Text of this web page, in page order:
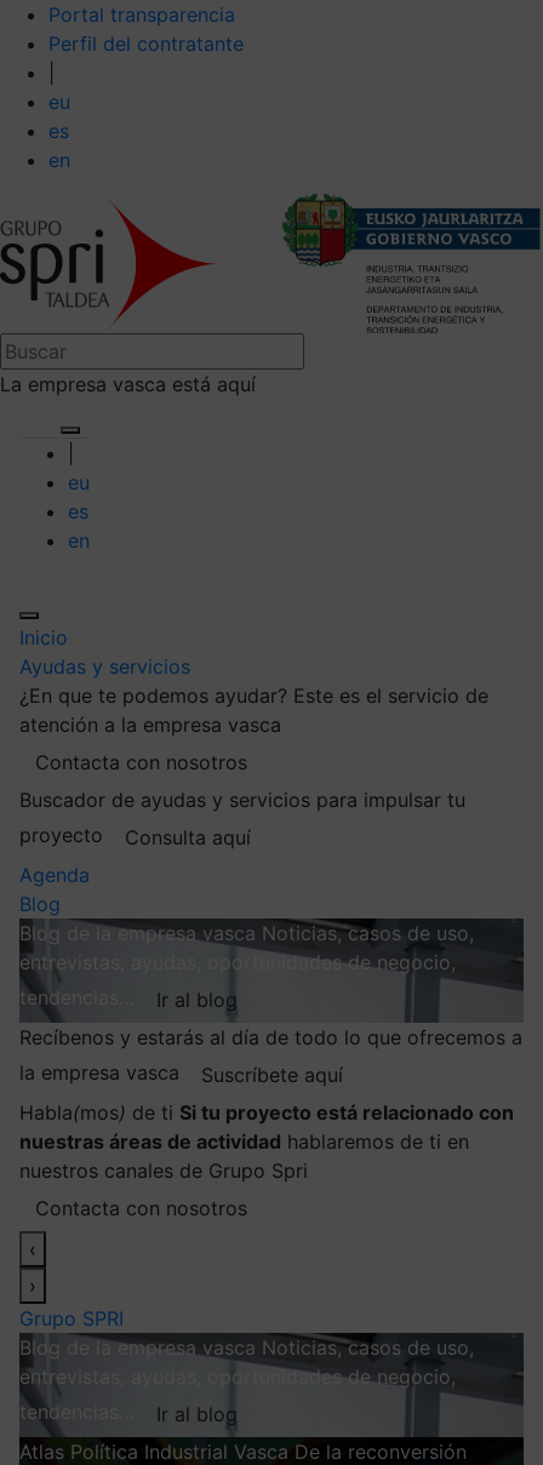
Portal transparencia
Perfil del contratante
eu
es
en
La empresa vasca está aquí
eu
es
en
Inicio
Ayudas y servicios
¿En que te podemos ayudar? Este es el servicio de
atención a la empresa vasca
Contacta con nosotros
Buscador de ayudas y servicios para impulsar tu
proyecto
Consulta aquí
Agenda
Blog
Blog de la empresa vasca Noticias, casos de uso,
entrevistas, ayudas, oportunidades de negocio,
tendencias…
Ir al blog
Recíbenos y estarás al día de todo lo que ofrecemos a
la empresa vasca
Suscríbete aquí
Habla(mos) de ti Si tu proyecto está relacionado con
nuestras áreas de actividad hablaremos de ti en
nuestros canales de Grupo Spri
Contacta con nosotros
‹
›
Grupo SPRI
Blog de la empresa vasca Noticias, casos de uso,
entrevistas, ayudas, oportunidades de negocio,
tendencias…
Ir al blog
Atlas Política Industrial Vasca De la reconversión